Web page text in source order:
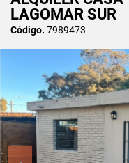
LAGOMAR SUR
Código. 7989473